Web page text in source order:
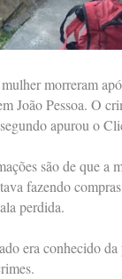
morreram
João Pessoa. O
apurou o
são de que a
fazendo
perdida.
era conhecido